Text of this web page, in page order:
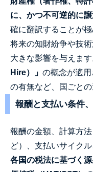
に、かつ不可逆的に
確に翻訳することが
将来の知財紛争や技
大きな影響を与えます
Hire）」 の概念が適
の有無など、国ごと
報酬と支払い条件
報酬の金額、計算方
ど）、支払いサイク
各国の税法に基づく